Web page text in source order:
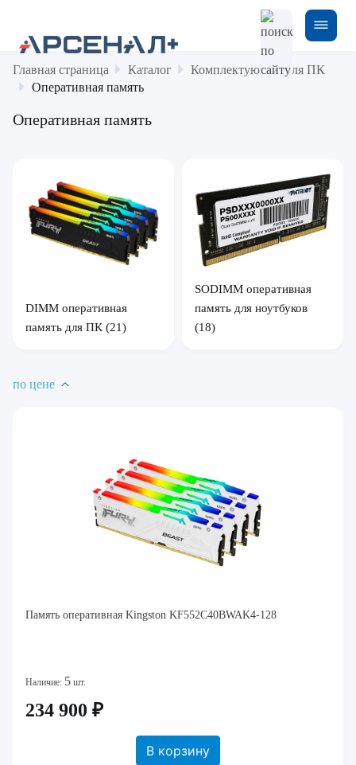
Главная страница Каталог
Комплектующие для ПК
Оперативная память
Оперативная память
DIMM оперативная
память для ПК (21)
SODIMM оперативная
память для ноутбуков
(18)
по цене
Память оперативная Kingston KF552C40BWAK4-128
Наличие: 5 шт.
234 900 ₽
В корзину